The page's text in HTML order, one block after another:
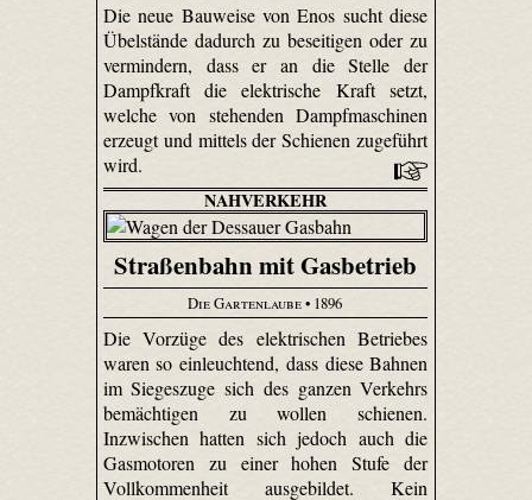
Die neue Bauweise von Enos sucht diese
Übelstände dadurch zu beseitigen oder zu
vermindern, dass er an die Stelle der
Dampfkraft die elektrische Kraft setzt,
welche von stehenden Dampfmaschinen
erzeugt und mittels der Schienen zugeführt
wird.
NAHVERKEHR
Straßenbahn mit Gasbetrieb
Die Gartenlaube• 1896
Die Vorzüge des elektrischen Betriebes
waren so einleuchtend, dass diese Bahnen
im Siegeszuge sich des ganzen Verkehrs
bemächtigen zu wollen schienen.
Inzwischen hatten sich jedoch auch die
Gasmotoren zu einer hohen Stufe der
Vollkommenheit ausgebildet. Kein